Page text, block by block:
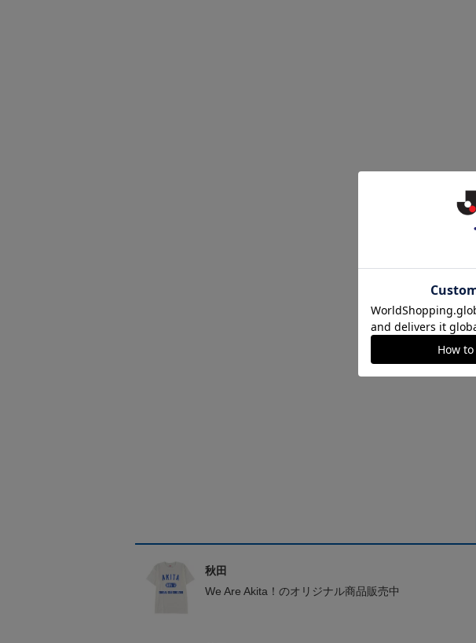
秋田
We Are Akita！のオリジナル商品販売中